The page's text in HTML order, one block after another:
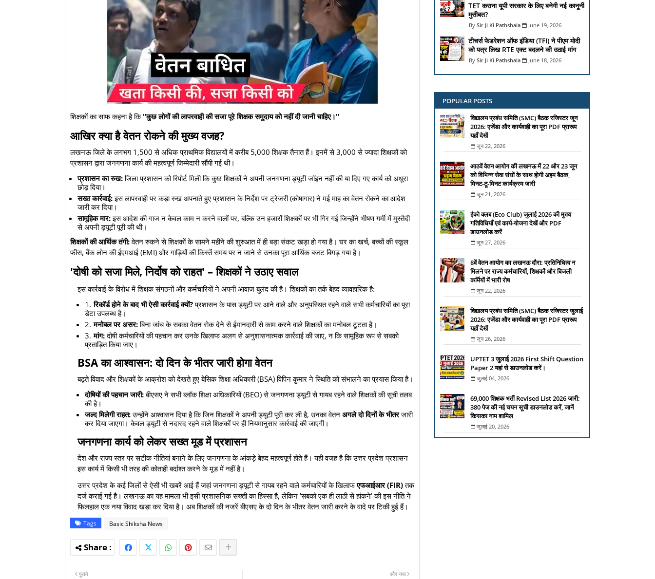
​शिक्षकों का साफ कहना है कि "कुछ लोगों की लापरवाही की सजा पूरे शिक्षक समुदाय को नहीं दी जानी चाहिए।"
​आखिर क्या है वेतन रोकने की मुख्य वजह?
​लखनऊ जिले के लगभग 1,500 से अधिक प्राथमिक विद्यालयों में करीब 5,000 शिक्षक तैनात हैं। इनमें से 3,000 से ज्यादा शिक्षकों को
प्रशासन द्वारा जनगणना कार्य की महत्वपूर्ण जिम्मेदारी सौंपी गई थी।
प्रशासन का रुख:जिला प्रशासन को रिपोर्ट मिली कि कुछ शिक्षकों ने अपनी जनगणना ड्यूटी जॉइन नहीं की या दिए गए कार्य को अधूरा
छोड़ दिया।
सख्त कार्रवाई:इस लापरवाही पर कड़ा रुख अपनाते हुए प्रशासन के निर्देश पर ट्रेजरी (कोषागार) ने मई माह का वेतन रोकने का आदेश
जारी कर दिया।
सामूहिक मार:इस आदेश की गाज न केवल काम न करने वालों पर, बल्कि उन हजारों शिक्षकों पर भी गिर गई जिन्होंने भीषण गर्मी में मुस्तैदी
से अपनी ड्यूटी पूरी की थी।
शिक्षकों की आर्थिक तंगी:वेतन रुकने से शिक्षकों के सामने महीने की शुरुआत में ही बड़ा संकट खड़ा हो गया है। घर का खर्च, बच्चों की स्कूल
फीस, बैंक लोन की ईएमआई (EMI) और गाड़ियों की किस्तें समय पर न जाने से उनका पूरा आर्थिक बजट बिगड़ गया है।
​'दोषी को सजा मिले, निर्दोष को राहत' – शिक्षकों ने उठाए सवाल
​इस कार्रवाई के विरोध में शिक्षक संगठनों और कर्मचारियों ने अपनी आवाज बुलंद की है। शिक्षकों का तर्क बेहद व्यावहारिक है:
रिकॉर्ड होने के बाद भी ऐसी कार्रवाई क्यों?प्रशासन के पास ड्यूटी पर आने वाले और अनुपस्थित रहने वाले सभी कर्मचारियों का पूरा
डेटा उपलब्ध है।
मनोबल पर असर:बिना जांच के सबका वेतन रोक देने से ईमानदारी से काम करने वाले शिक्षकों का मनोबल टूटता है।
मांग:दोषी कर्मचारियों की पहचान कर उनके खिलाफ अलग से अनुशासनात्मक कार्रवाई की जाए, न कि सामूहिक रूप से सबको
प्रताड़ित किया जाए।
​BSA का आश्वासन: दो दिन के भीतर जारी होगा वेतन
​बढ़ते विवाद और शिक्षकों के आक्रोश को देखते हुए बेसिक शिक्षा अधिकारी (BSA) विपिन कुमार ने स्थिति को संभालने का प्रयास किया है।
दोषियों की पहचान जारी:बीएसए ने सभी ब्लॉक शिक्षा अधिकारियों (BEO) से जनगणना ड्यूटी से गायब रहने वाले शिक्षकों की सूची तलब
की है।
जल्द मिलेगी राहत:उन्होंने आश्वासन दिया है कि जिन शिक्षकों ने अपनी ड्यूटी पूरी कर ली है, उनका वेतन अगले दो दिनों के भीतरजारी
कर दिया जाएगा। केवल ड्यूटी से नदारद रहने वाले शिक्षकों पर ही नियमानुसार कार्रवाई की जाएगी।
​जनगणना कार्य को लेकर सख्त मूड में प्रशासन
​देश और राज्य स्तर पर सटीक नीतियां बनाने के लिए जनगणना के आंकड़े बेहद महत्वपूर्ण होते हैं। यही वजह है कि उत्तर प्रदेश प्रशासन
इस कार्य में किसी भी तरह की कोताही बर्दाश्त करने के मूड में नहीं है।
​उत्तर प्रदेश के कई जिलों से ऐसी भी खबरें आई हैं जहां जनगणना ड्यूटी से गायब रहने वाले कर्मचारियों के खिलाफएफआईआर (FIR)तक
दर्ज कराई गई है। लखनऊ का यह मामला भी इसी प्रशासनिक सख्ती का हिस्सा है, लेकिन 'सबको एक ही लाठी से हांकने' की इस नीति ने
फिलहाल एक नया विवाद खड़ा कर दिया है। अब शिक्षकों की नजरें बीएसए के दो दिन के भीतर वेतन जारी करने के वादे पर टिकी हुई हैं।
Tags Basic Shiksha News
और नया
पुराने
TET कराना यूपी सरकार के लिए बनेगी नई कानूनी
मुसीबत?
Sir Ji Ki Pathshala June 19, 2026
टीचर्स फेडरेशन ऑफ इंडिया (TFI) ने पीएम मोदी
को पत्र लिख RTE एक्ट बदलने की उठाई मांग
Sir Ji Ki Pathshala June 18, 2026
POPULAR POSTS
विद्यालय प्रबंध समिति (SMC) बैठक रजिस्टर जून
2026: एजेंडा और कार्यवाही का पूरा PDF प्रारूप
यहाँ देखें
जून 22, 2026
आठवें वेतन आयोग की लखनऊ में 22 और 23 जून
को विभिन्न सेवा संघों के साथ होगी अहम बैठक,
मिनट-टू-मिनट कार्यक्रम जारी
जून 21, 2026
ईको क्लब (Eco Club) जुलाई 2026 की मुख्य
गतिविधियाँ एवं कार्य-योजना देखें और PDF
डाउनलोड करें
जून 27, 2026
8वें वेतन आयोग का लखनऊ दौरा: प्रतिनिधित्व न
मिलने पर राज्य कर्मचारियों, शिक्षकों और बिजली
कर्मियों में भारी रोष
जून 22, 2026
विद्यालय प्रबंध समिति (SMC) बैठक रजिस्टर जुलाई
2026: एजेंडा और कार्यवाही का पूरा PDF प्रारूप
यहाँ देखें
जून 26, 2026
UPTET 3 जुलाई 2026 First Shift Question
Paper 2 यहां से डाउनलोड करें।
जुलाई 04, 2026
69,000 शिक्षक भर्ती Revised List 2026 जारी:
380 पेज की नई चयन सूची डाउनलोड करें, जानें
किसका नाम शामिल
जुलाई 20, 2026